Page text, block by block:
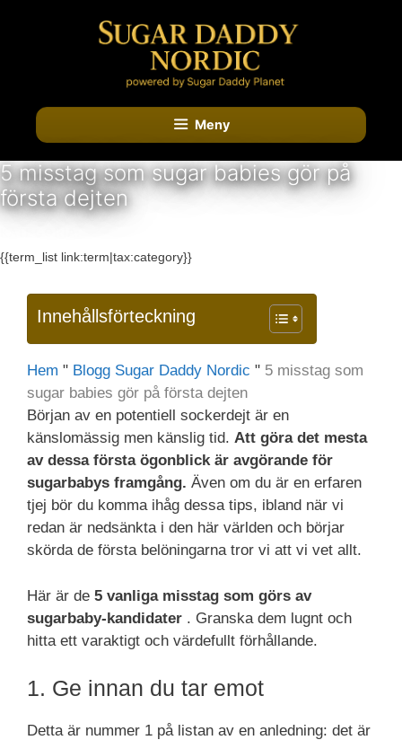
Meny
5 misstag som sugar babies gör på
första dejten
{{term_list link:term|tax:category}}
Innehållsförteckning
Hem " Blogg Sugar Daddy Nordic " 5 misstag som
sugar babies gör på första dejten
Början av en potentiell sockerdejt är en
känslomässig men känslig tid. Att göra det mesta
av dessa första ögonblick är avgörande för
sugarbabys framgång. Även om du är en erfaren
tjej bör du komma ihåg dessa tips, ibland när vi
redan är nedsänkta i den här världen och börjar
skörda de första belöningarna tror vi att vi vet allt.
Här är de 5 vanliga misstag som görs av
sugarbaby-kandidater . Granska dem lugnt och
hitta ett varaktigt och värdefullt förhållande.
1. Ge innan du tar emot
Detta är nummer 1 på listan av en anledning: det är